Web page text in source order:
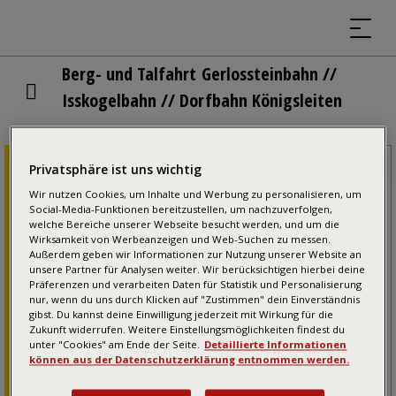
Berg- und Talfahrt Gerlossteinbahn //
Isskogelbahn // Dorfbahn Königsleiten
Wichtige Informationen
BETRIEBSZEITEN
Gerlossteinbahn Hainzenberg
04.06.-18.10.2026: 08:30 bis 17:00
(halbstündlich, bei Bedarf viertelstündlich),
Mittagspause: 12:15 bis 13:00 Uhr, letzte
Bergfahrt: 16:30 Uhr
Isskogelbahn Gerlos 20.06.-11.10.2026 &
16.10.-18.10. & 23.10.-26.10.2026: 09:00 bis
Privatsphäre ist uns wichtig
Wir nutzen Cookies, um Inhalte und Werbung zu personalisieren, um
Social-Media-Funktionen bereitzustellen, um nachzuverfolgen,
welche Bereiche unserer Webseite besucht werden, und um die
Wirksamkeit von Werbeanzeigen und Web-Suchen zu messen.
Außerdem geben wir Informationen zur Nutzung unserer Website an
unsere Partner für Analysen weiter. Wir berücksichtigen hierbei deine
Präferenzen und verarbeiten Daten für Statistik und Personalisierung
nur, wenn du uns durch Klicken auf "Zustimmen" dein Einverständnis
gibst. Du kannst deine Einwilligung jederzeit mit Wirkung für die
Zukunft widerrufen. Weitere Einstellungsmöglichkeiten findest du
unter "Cookies" am Ende der Seite. Detaillierte Informationen
können aus der Datenschutzerklärung entnommen werden.